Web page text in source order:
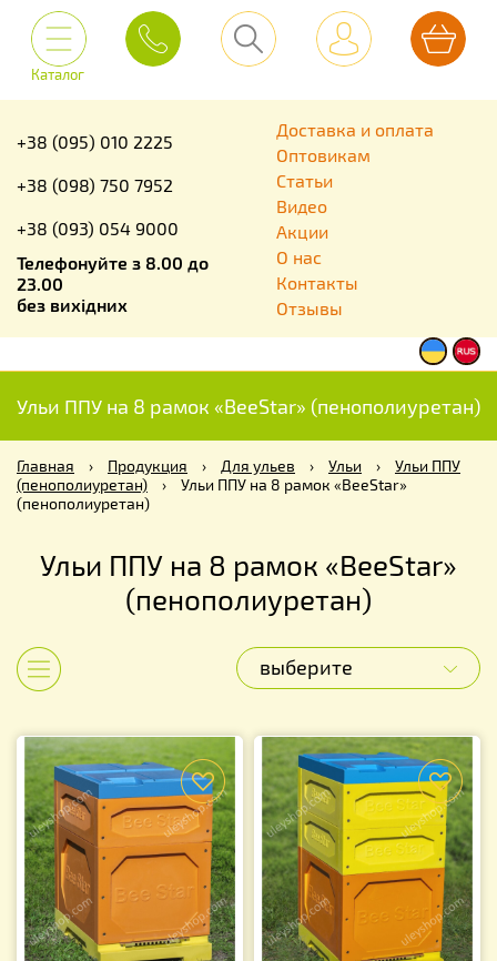
Каталог
+38 (095) 010 2225
+38 (098) 750 7952
+38 (093) 054 9000
Телефонуйте з 8.00 до
23.00
без вихідних
Доставка и оплата
Оптовикам
Статьи
Видео
Акции
О нас
Контакты
Отзывы
Ульи ППУ на 8 рамок «BeeStar» (пенополиуретан)
Главная › Продукция › Для ульев › Ульи ›
Ульи ППУ
(пенополиуретан)
›
Ульи ППУ на 8 рамок «BeeStar»
(пенополиуретан)
Ульи ППУ на 8 рамок «BeeStar»
(пенополиуретан)
выберите